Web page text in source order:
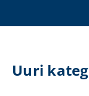
Uuri